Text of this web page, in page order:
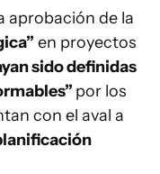
aprobación de la
en proyectos
sido definidas
por los
con el aval a